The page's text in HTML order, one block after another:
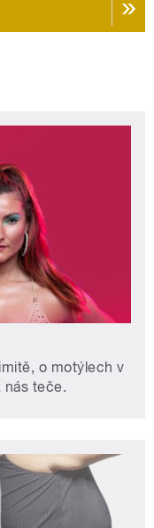
o motýlech v
nás teče.